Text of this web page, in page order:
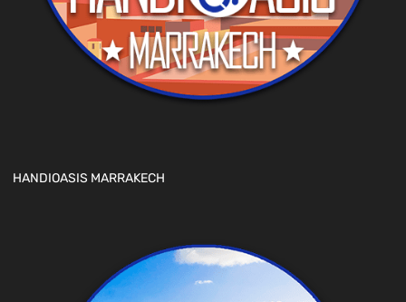
HANDIOASIS MARRAKECH